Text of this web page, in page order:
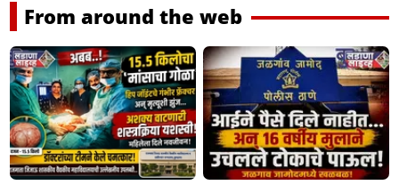
From around the web